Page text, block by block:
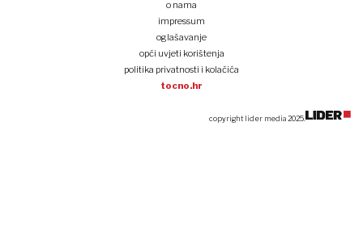
o nama
impressum
oglašavanje
opći uvjeti korištenja
politika privatnosti i kolačića
tocno.hr
copyright lider media 2025.